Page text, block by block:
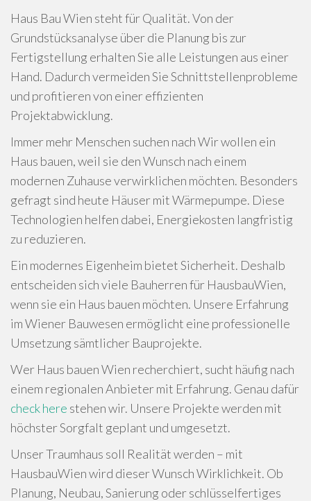
Haus Bau Wien steht für Qualität. Von der
Grundstücksanalyse über die Planung bis zur
Fertigstellung erhalten Sie alle Leistungen aus einer
Hand. Dadurch vermeiden Sie Schnittstellenprobleme
und profitieren von einer effizienten
Projektabwicklung.
Immer mehr Menschen suchen nach Wir wollen ein
Haus bauen, weil sie den Wunsch nach einem
modernen Zuhause verwirklichen möchten. Besonders
gefragt sind heute Häuser mit Wärmepumpe. Diese
Technologien helfen dabei, Energiekosten langfristig
zu reduzieren.
Ein modernes Eigenheim bietet Sicherheit. Deshalb
entscheiden sich viele Bauherren für HausbauWien,
wenn sie ein Haus bauen möchten. Unsere Erfahrung
im Wiener Bauwesen ermöglicht eine professionelle
Umsetzung sämtlicher Bauprojekte.
Wer Haus bauen Wien recherchiert, sucht häufig nach
einem regionalen Anbieter mit Erfahrung. Genau dafür
check here stehen wir. Unsere Projekte werden mit
höchster Sorgfalt geplant und umgesetzt.
Unser Traumhaus soll Realität werden – mit
HausbauWien wird dieser Wunsch Wirklichkeit. Ob
Planung, Neubau, Sanierung oder schlüsselfertiges